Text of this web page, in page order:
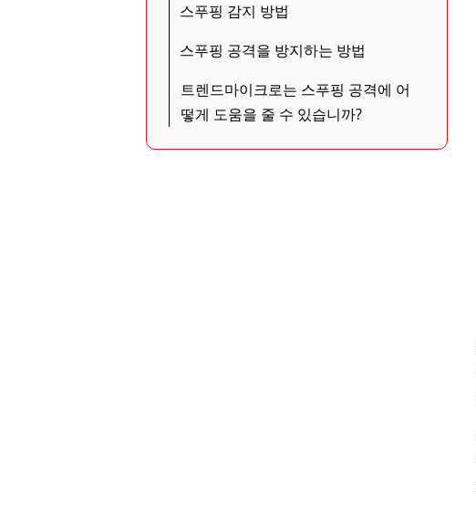
스푸핑 감지 방법
스푸핑 공격을 방지하는 방법
트렌드마이크로는 스푸핑 공격에 어
떻게 도움을 줄 수 있습니까?